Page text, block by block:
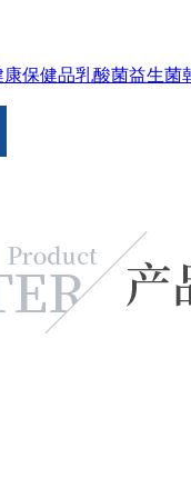
康保健品乳酸菌益生菌